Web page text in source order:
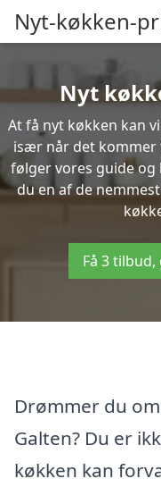
Nyt-køkken-
Nyt
At få nyt køkken kan
især når det kommer
følger vores guide
du en af de
Få 3
Drømmer du
Galten? Du er
køkken kan